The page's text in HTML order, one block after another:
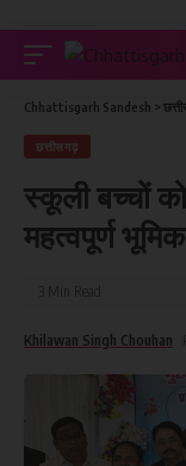
Chhattisgarh Sandesh >
छत्तीसगढ़
स्कूली बच्चों
महत्वपूर्ण
Khilawan Singh Chouhan